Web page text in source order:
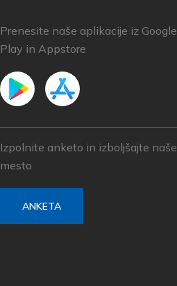
Prenesite naše aplikacije iz Google
Play in Appstore
Izpolnite anketo in izboljšajte naše
mesto
ANKETA